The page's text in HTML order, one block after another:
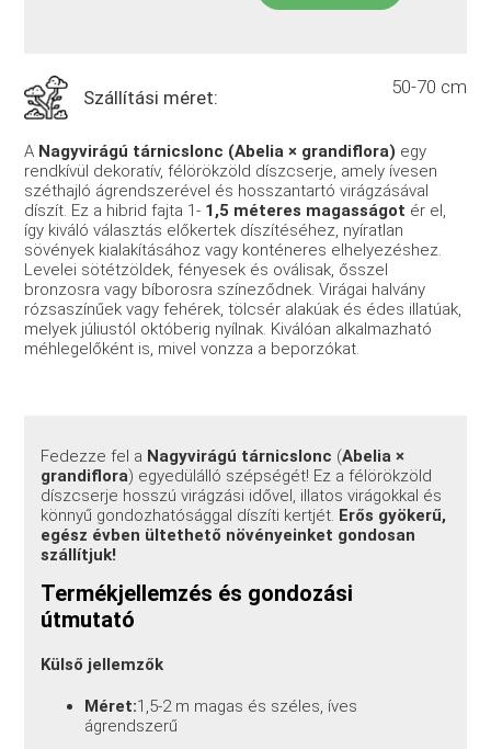
Szállítási méret: 50-70 cm
A Nagyvirágú tárnicslonc (Abelia × grandiflora) egy
rendkívül dekoratív, félörökzöld díszcserje, amely ívesen
széthajló ágrendszerével és hosszantartó virágzásával
díszít. Ez a hibrid fajta 1- 1,5 méteres magasságot ér el,
így kiváló választás előkertek díszítéséhez, nyíratlan
sövények kialakításához vagy konténeres elhelyezéshez.
Levelei sötétzöldek, fényesek és oválisak, ősszel
bronzosra vagy bíborosra színeződnek. Virágai halvány
rózsaszínűek vagy fehérek, tölcsér alakúak és édes illatúak,
melyek júliustól októberig nyílnak. Kiválóan alkalmazható
méhlegelőként is, mivel vonzza a beporzókat.
Fedezze fel a Nagyvirágú tárnicslonc (Abelia ×
grandiflora) egyedülálló szépségét! Ez a félörökzöld
díszcserje hosszú virágzási idővel, illatos virágokkal és
könnyű gondozhatósággal díszíti kertjét. Erős gyökerű,
egész évben ültethető növényeinket gondosan
szállítjuk!
Termékjellemzés és gondozási
útmutató
Külső jellemzők
Méret:1,5-2 m magas és széles, íves
ágrendszerű